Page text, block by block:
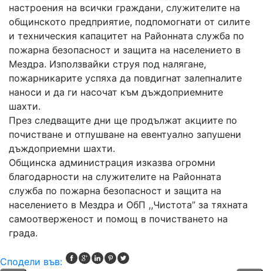
настроения на всички граждани, служителите на
общинското предприятие, подпомогнати от силите
и техническия капацитет на Районната служба по
пожарна безопасност и защита на населението в
Мездра. Използвайки струя под налягане,
пожарникарите успяха да повдигнат залепналите
наноси и да ги насочат към дъждоприемните
шахти.
През следващите дни ще продължат акциите по
почистване и отпушване на евентуално запушени
дъждоприемни шахти.
Общинска администрация изказва огромни
благодарности на служителите на Районната
служба по пожарна безопасност и защита на
населението в Мездра и ОбП ,,Чистота” за тяхната
самоотверженост и помощ в почистването на
града.
Сподели във: